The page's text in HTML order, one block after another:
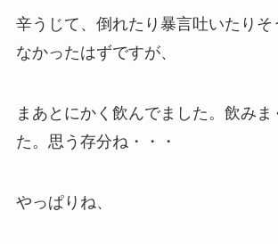
辛うじて、倒れたり暴言吐いたりそ
なかったはずですが、
まあとにかく飲んでました。飲みま
た。思う存分ね・・・
やっぱりね、